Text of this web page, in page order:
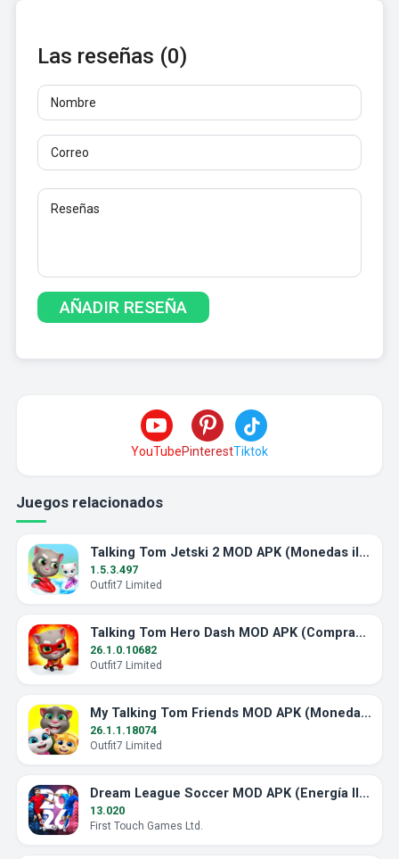
Las reseñas (0)
Nombre
Correo
Reseñas
Al menos 10 caracteres. No se permiten enlaces.
YouTubePinterestTiktok
Juegos relacionados
Talking Tom Jetski 2 MOD APK (Monedas ilimitadas)
1.5.3.497
Outfit7 Limited
Talking Tom Hero Dash MOD APK (Compras gratis)
26.1.0.10682
Outfit7 Limited
My Talking Tom Friends MOD APK (Monedas ilimitadas)
26.1.1.18074
Outfit7 Limited
Dream League Soccer MOD APK (Energía Ilimitada)
13.020
First Touch Games Ltd.